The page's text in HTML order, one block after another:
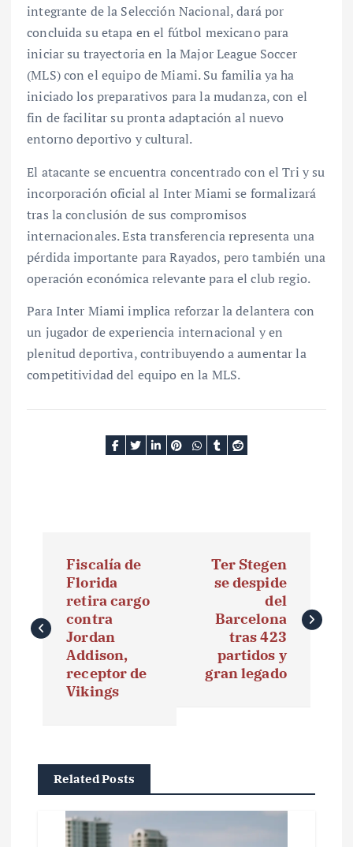
integrante de la Selección Nacional, dará por
concluida su etapa en el fútbol mexicano para
iniciar su trayectoria en la Major League Soccer
(MLS) con el equipo de Miami. Su familia ya ha
iniciado los preparativos para la mudanza, con el
fin de facilitar su pronta adaptación al nuevo
entorno deportivo y cultural.
El atacante se encuentra concentrado con el Tri y su
incorporación oficial al Inter Miami se formalizará
tras la conclusión de sus compromisos
internacionales. Esta transferencia representa una
pérdida importante para Rayados, pero también una
operación económica relevante para el club regio.
Para Inter Miami implica reforzar la delantera con
un jugador de experiencia internacional y en
plenitud deportiva, contribuyendo a aumentar la
competitividad del equipo en la MLS.
v
e
ó
Fiscalía de
Florida
retira cargo
contra
Jordan
Addison,
receptor de
Vikings
Ter Stegen
se despide
del
Barcelona
tras 423
partidos y
gran legado
Related Posts